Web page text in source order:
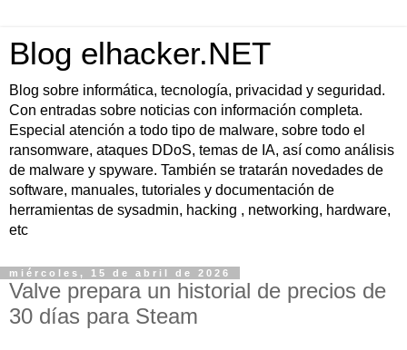
Blog elhacker.NET
Blog sobre informática, tecnología, privacidad y seguridad.
Con entradas sobre noticias con información completa.
Especial atención a todo tipo de malware, sobre todo el
ransomware, ataques DDoS, temas de IA, así como análisis
de malware y spyware. También se tratarán novedades de
software, manuales, tutoriales y documentación de
herramientas de sysadmin, hacking , networking, hardware,
etc
miércoles, 15 de abril de 2026
Valve prepara un historial de precios de
30 días para Steam